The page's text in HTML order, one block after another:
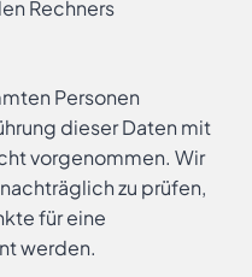
Rechners
Personen
dieser Daten mit
vorgenommen. Wir
zu prüfen,
für eine
werden.